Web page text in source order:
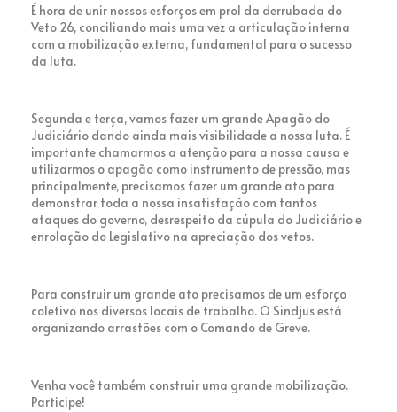
É hora de unir nossos esforços em prol da derrubada do
Veto 26, conciliando mais uma vez a articulação interna
com a mobilização externa, fundamental para o sucesso
da luta.
Segunda e terça, vamos fazer um grande Apagão do
Judiciário dando ainda mais visibilidade a nossa luta. É
importante chamarmos a atenção para a nossa causa e
utilizarmos o apagão como instrumento de pressão, mas
principalmente, precisamos fazer um grande ato para
demonstrar toda a nossa insatisfação com tantos
ataques do governo, desrespeito da cúpula do Judiciário e
enrolação do Legislativo na apreciação dos vetos.
Para construir um grande ato precisamos de um esforço
coletivo nos diversos locais de trabalho. O Sindjus está
organizando arrastões com o Comando de Greve.
Venha você também construir uma grande mobilização.
Participe!